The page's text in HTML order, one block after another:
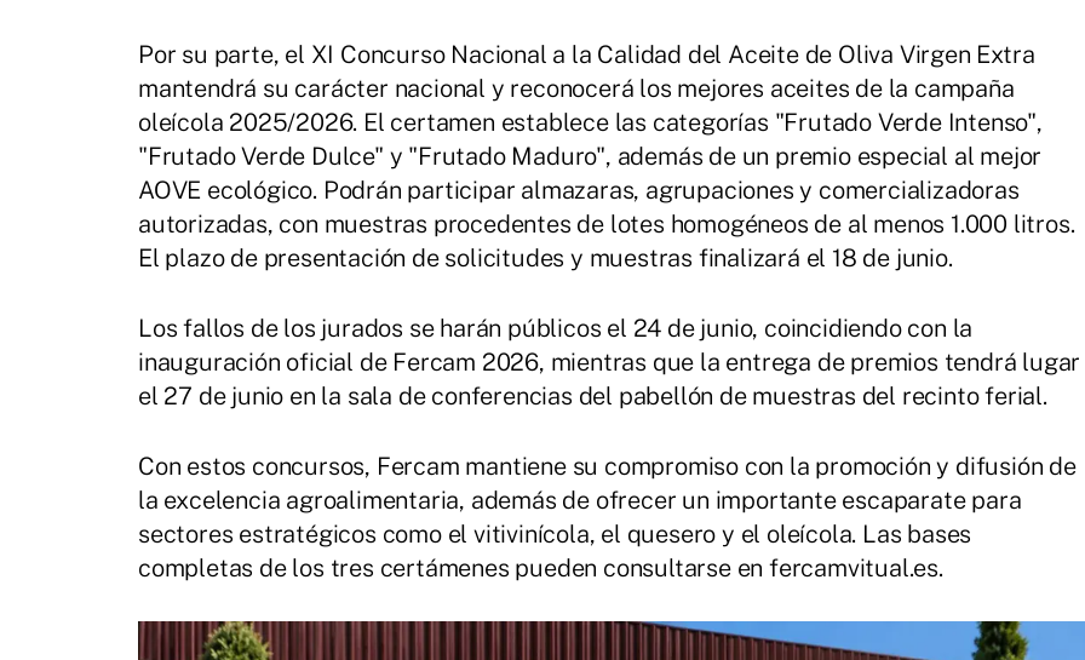
Por su parte, el XI Concurso Nacional a la Calidad del Aceite de Oliva Virgen Extra
mantendrá su carácter nacional y reconocerá los mejores aceites de la campaña
oleícola 2025/2026. El certamen establece las categorías "Frutado Verde Intenso",
"Frutado Verde Dulce" y "Frutado Maduro", además de un premio especial al mejor
AOVE ecológico. Podrán participar almazaras, agrupaciones y comercializadoras
autorizadas, con muestras procedentes de lotes homogéneos de al menos 1.000 litros.
El plazo de presentación de solicitudes y muestras finalizará el 18 de junio.
Los fallos de los jurados se harán públicos el 24 de junio, coincidiendo con la
inauguración oficial de Fercam 2026, mientras que la entrega de premios tendrá lugar
el 27 de junio en la sala de conferencias del pabellón de muestras del recinto ferial.
Con estos concursos, Fercam mantiene su compromiso con la promoción y difusión de
la excelencia agroalimentaria, además de ofrecer un importante escaparate para
sectores estratégicos como el vitivinícola, el quesero y el oleícola. Las bases
completas de los tres certámenes pueden consultarse en fercamvitual.es.